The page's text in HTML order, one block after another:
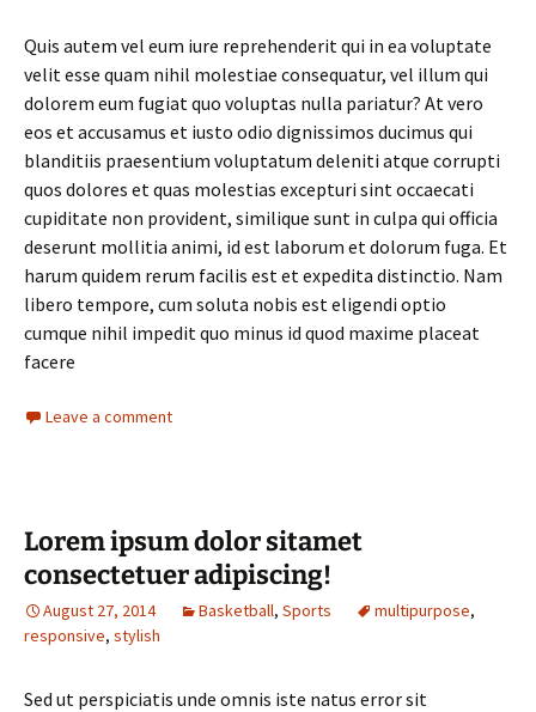
Quis autem vel eum iure reprehenderit qui in ea voluptate
velit esse quam nihil molestiae consequatur, vel illum qui
dolorem eum fugiat quo voluptas nulla pariatur? At vero
eos et accusamus et iusto odio dignissimos ducimus qui
blanditiis praesentium voluptatum deleniti atque corrupti
quos dolores et quas molestias excepturi sint occaecati
cupiditate non provident, similique sunt in culpa qui officia
deserunt mollitia animi, id est laborum et dolorum fuga. Et
harum quidem rerum facilis est et expedita distinctio. Nam
libero tempore, cum soluta nobis est eligendi optio
cumque nihil impedit quo minus id quod maxime placeat
facere
Leave a comment
Lorem ipsum dolor sitamet
consectetuer adipiscing!
August 27, 2014 Basketball, Sports multipurpose,
responsive, stylish
Sed ut perspiciatis unde omnis iste natus error sit